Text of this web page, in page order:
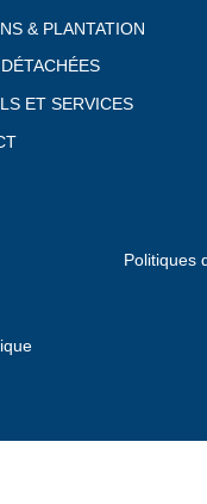
& PLANTATION
ET SERVICES
Politiques